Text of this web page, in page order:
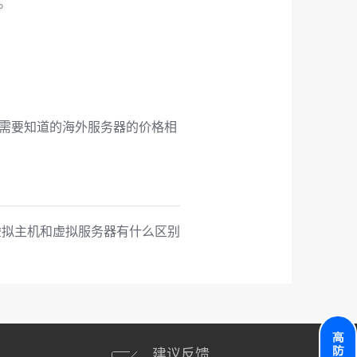
要知道的海外服务器的价格相
主机和虚拟服务器有什么区别